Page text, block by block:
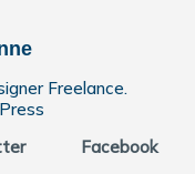
Freelance.
Facebook